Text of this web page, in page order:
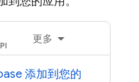
更多
添加到您的